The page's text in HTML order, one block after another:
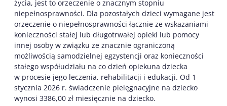
życia, jest to orzeczenie o znacznym stopniu
niepełnosprawności. Dla pozostałych dzieci wymagane jest
orzeczenie o niepełnosprawności łącznie ze wskazaniami
konieczności stałej lub długotrwałej opieki lub pomocy
innej osoby w związku ze znacznie ograniczoną
możliwością samodzielnej egzystencji oraz konieczności
stałego współudziału na co dzień opiekuna dziecka
w procesie jego leczenia, rehabilitacji i edukacji. Od 1
stycznia 2026 r. świadczenie pielęgnacyjne na dziecko
wynosi 3386,00 zł miesięcznie na dziecko.